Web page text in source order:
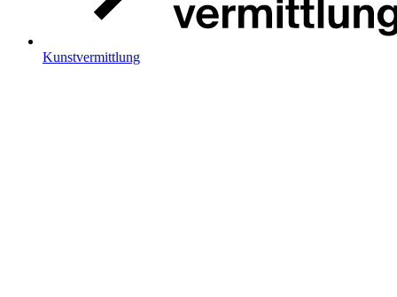
Kunstvermittlung